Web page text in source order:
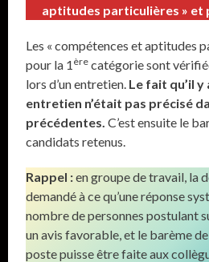
aptitudes particulières » et
Les « compétences et aptitudes
pour la 1 ère catégorie sont
lors d’un entretien. Le fait qu’il y
entretien n’était pas précisé
précédentes.C’est ensuite le
candidats retenus.
Rappel :en groupe de travail, la
demandé à ce qu’une réponse
nombre de personnes postulant
un avis favorable, et le barème
poste puisse être faite aux